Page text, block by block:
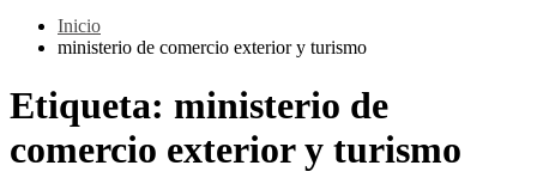
Inicio
ministerio de comercio exterior y turismo
Etiqueta: ministerio de
comercio exterior y turismo